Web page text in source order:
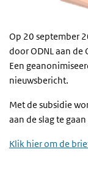
Op 20 september
door ODNL aan de
Een
nieuwsbericht.
Met de subsidie
aan de slag te
Klik hier om de